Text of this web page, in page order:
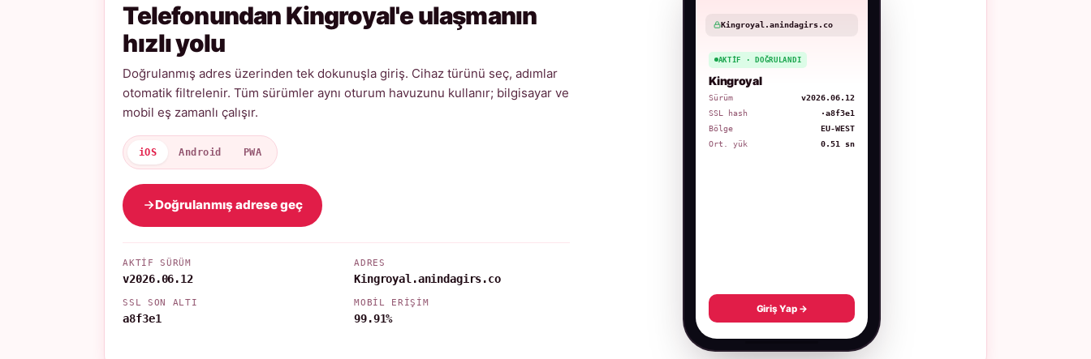
Telefonundan Kingroyal'e ulaşmanın
hızlı yolu
Doğrulanmış adres üzerinden tek dokunuşla giriş. Cihaz türünü seç, adımlar
otomatik filtrelenir. Tüm sürümler aynı oturum havuzunu kullanır; bilgisayar ve
mobil eş zamanlı çalışır.
iOS Android PWA
Doğrulanmış adrese geç
AKTIF SÜRÜM
v2026.06.12
ADRES
Kingroyal.anindagirs.co
SSL SON ALTI
a8f3e1
MOBIL ERIŞIM
99.91%
Kingroyal.anindagirs.co
AKTIF · DOĞRULANDI
Kingroyal
Sürüm
v2026.06.12
SSL hash
·a8f3e1
Bölge
EU-WEST
Ort. yük
0.51 sn
Giriş Yap →